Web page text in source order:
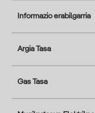
Informazio erabilgarria
Argia Tasa
Gas Tasa